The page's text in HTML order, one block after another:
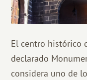
El centro histórico
declarado
considera uno de